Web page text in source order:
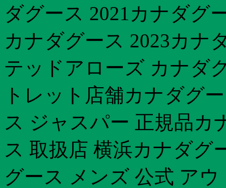
ダグース 2021カナダグ
カナダグース 2023カナ
テッドアローズ カナダ
トレット店舗カナダグ
ス ジャスパー 正規品カ
ス 取扱店 横浜カナダグ
グース メンズ 公式 ア